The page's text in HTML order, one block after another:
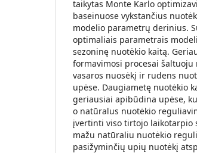
taikytas Monte Karlo
baseinuose vykstančius
modelio parametrų derinius.
optimaliais parametrais
sezoninę nuotėkio kaitą.
formavimosi procesai
vasaros nuosėkį ir rudens
upėse. Daugiametę nuotėkio
geriausiai apibūdina upėse,
o natūralus nuotėkio
įvertinti viso tirtojo laikotarpio
mažu natūraliu nuotėkio
pasižyminčių upių nuotėkį